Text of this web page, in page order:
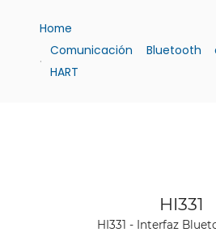
Home
Comunicación Bluetooth
HART
VerHI331
HI331 - Interfaz